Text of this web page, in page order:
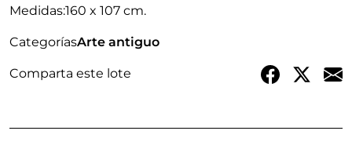
Medidas:160 x 107 cm.
CategoríasArte antiguo
Comparta este lote